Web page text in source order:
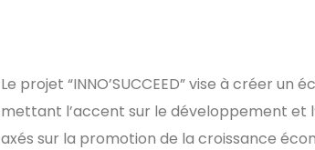
Le projet “INNO’SUCCEED” vise à créer
mettant l’accent sur le développement et
axés sur la promotion de la croissance